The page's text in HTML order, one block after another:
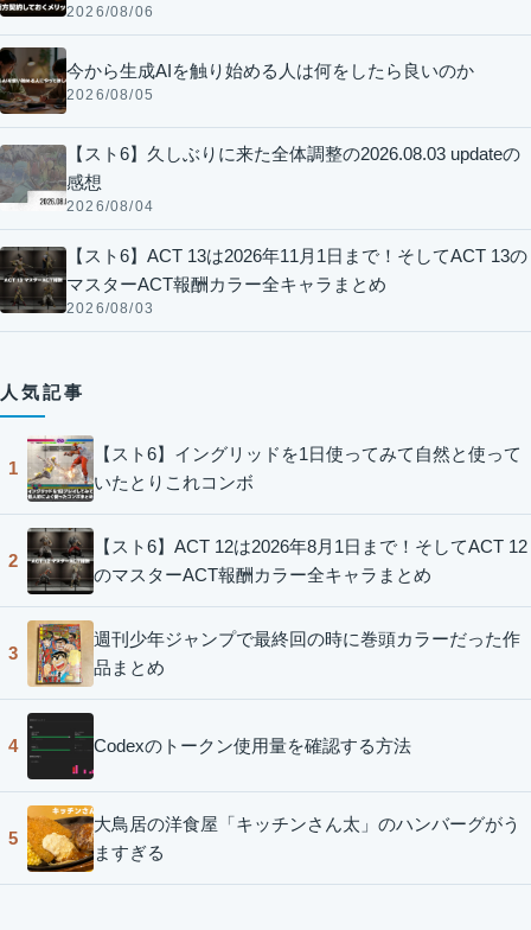
2026/08/06
今から生成AIを触り始める人は何をしたら良いのか
2026/08/05
【スト6】久しぶりに来た全体調整の2026.08.03 updateの
感想
2026/08/04
【スト6】ACT 13は2026年11月1日まで！そしてACT 13の
マスターACT報酬カラー全キャラまとめ
2026/08/03
人気記事
1
【スト6】イングリッドを1日使ってみて自然と使って
いたとりこれコンボ
2
【スト6】ACT 12は2026年8月1日まで！そしてACT 12
のマスターACT報酬カラー全キャラまとめ
3
週刊少年ジャンプで最終回の時に巻頭カラーだった作
品まとめ
4 Codexのトークン使用量を確認する方法
5
大鳥居の洋食屋「キッチンさん太」のハンバーグがう
ますぎる